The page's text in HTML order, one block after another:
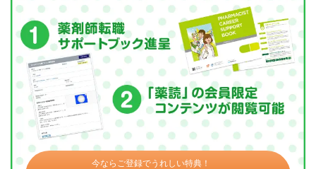
今ならご登録でうれしい特典！